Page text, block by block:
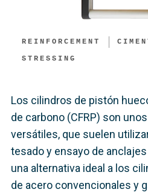
REINFORCEMENT
STRESSING
Los cilindros de pistón
de carbono (CFRP) son
versátiles, que suelen
tesado y ensayo de
una alternativa ideal a los
de acero convencionales y